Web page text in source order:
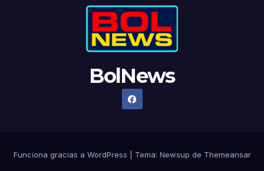
BolNews
Funciona gracias a WordPress Tema: Newsup de Themeansar